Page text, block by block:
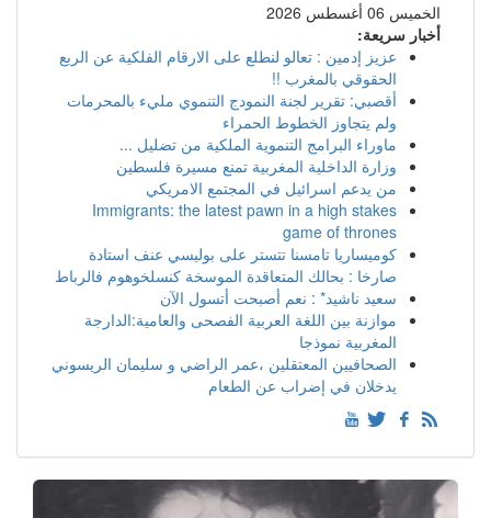
الخميس 06 أغسطس 2026
أخبار سريعة:
عزيز إدمين : تعالو لنطلع على الارقام الفلكية عن الربع
الحقوقي بالمغرب !!
أقصبي: تقرير لجنة النمودج التنموي مليء بالمحرمات
ولم يتجاوز الخطوط الحمراء
ماوراء البرامج التنموية الملكية من تضليل ...
وزارة الداخلية المغربية تمنع مسيرة فلسطين
من يدعم اسرائيل في المجتمع الامريكي
Immigrants: the latest pawn in a high stakes
game of thrones
كوميساريا تامسنا تتستر على بوليسي عنف استادة
صارخا : بحالك المتعاقدة الموسخة كنسلخوهوم فالرباط
سعيد ناشيد* : نعم أصبحت أتسول الآن
موازنة بين اللغة العربية الفصحى والعامية:الدارجة
المغربية نموذجا
الصحافيين المعتقلين ،عمر الراضي و سليمان الريسوني
يدخلان في إضراب عن الطعام